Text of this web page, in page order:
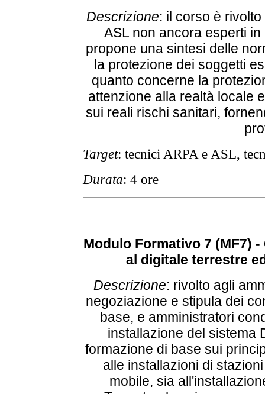
Descrizione: il corso è
ASL non ancora esperti
propone una sintesi delle
la protezione dei soggetti
quanto concerne la
attenzione alla realtà locale
sui reali rischi sanitari,
Target: tecnici ARPA e ASL,
Durata: 4 ore
Modulo Formativo 7 (MF7) -
al digitale terrestre
Descrizione: rivolto agli
negoziazione e stipula dei
base, e amministratori
installazione del sistema
formazione di base sui
alle installazioni di
mobile, sia